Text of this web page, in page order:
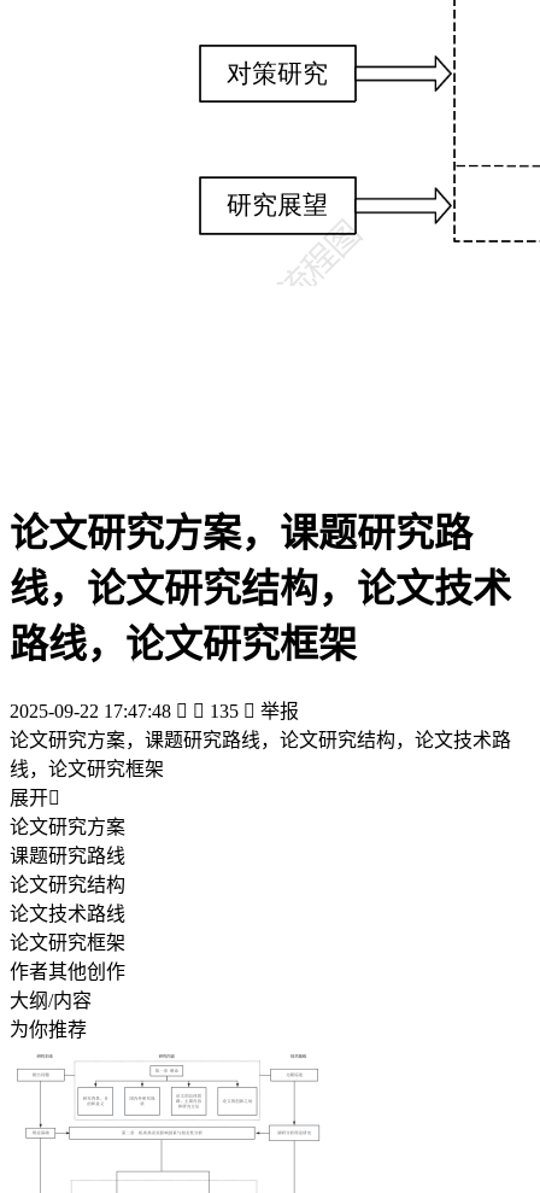
论文研究方案，课题研究路
线，论文研究结构，论文技术
路线，论文研究框架
2025-09-22 17:47:48   135  举报
论文研究方案，课题研究路线，论文研究结构，论文技术路
线，论文研究框架
展开
论文研究方案
课题研究路线
论文研究结构
论文技术路线
论文研究框架
作者其他创作
大纲/内容
为你推荐